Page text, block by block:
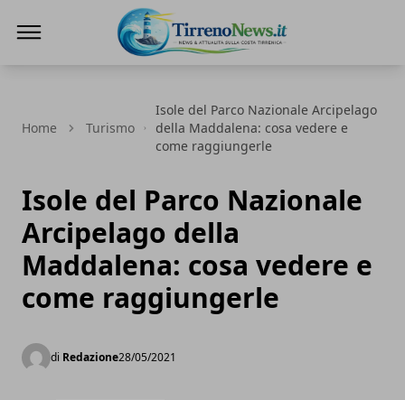
Home Turismo
Isole del Parco Nazionale Arcipelago
della Maddalena: cosa vedere e
come raggiungerle
Isole del Parco Nazionale
Arcipelago della
Maddalena: cosa vedere e
come raggiungerle
di Redazione28/05/2021